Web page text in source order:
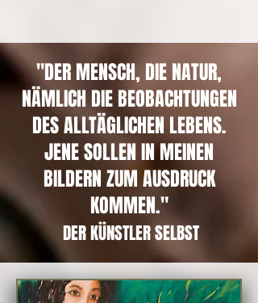
"DER MENSCH, DIE NATUR,
NÄMLICH DIE BEOBACHTUNGEN
DES ALLTÄGLICHEN LEBENS.
JENE SOLLEN IN MEINEN
BILDERN ZUM AUSDRUCK
KOMMEN."
DER KÜNSTLER SELBST